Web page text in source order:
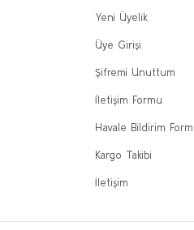
Yeni Üyelik
Üye Girişi
Şifremi Unuttum
İletişim Formu
Havale Bildirim
Kargo Takibi
İletişim